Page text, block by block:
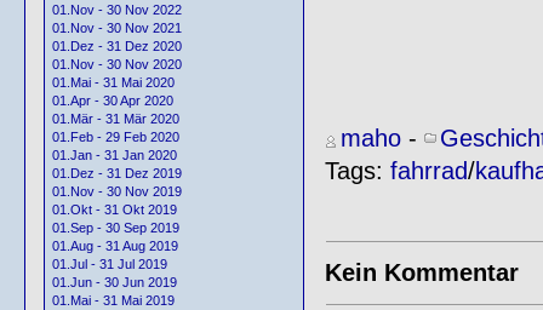
01.Nov - 30 Nov 2022
01.Nov - 30 Nov 2021
01.Dez - 31 Dez 2020
01.Nov - 30 Nov 2020
01.Mai - 31 Mai 2020
01.Apr - 30 Apr 2020
01.Mär - 31 Mär 2020
01.Feb - 29 Feb 2020
01.Jan - 31 Jan 2020
01.Dez - 31 Dez 2019
01.Nov - 30 Nov 2019
01.Okt - 31 Okt 2019
01.Sep - 30 Sep 2019
01.Aug - 31 Aug 2019
01.Jul - 31 Jul 2019
01.Jun - 30 Jun 2019
01.Mai - 31 Mai 2019
maho-
Tags: fahrrad/
Kein Kommentar